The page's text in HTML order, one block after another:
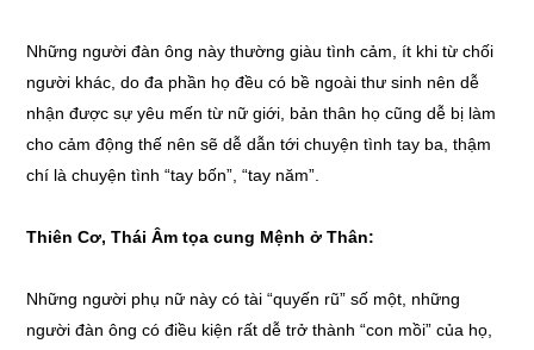
Những người đàn ông này thường giàu tình cảm, ít khi từ chối
người khác, do đa phần họ đều có bề ngoài thư sinh nên dễ
nhận được sự yêu mến từ nữ giới, bản thân họ cũng dễ bị làm
cho cảm động thế nên sẽ dễ dẫn tới chuyện tình tay ba, thậm
chí là chuyện tình “tay bốn”, “tay năm”.
Thiên Cơ, Thái Âm tọa cung Mệnh ở Thân:
Những người phụ nữ này có tài “quyến rũ” số một, những
người đàn ông có điều kiện rất dễ trở thành “con mồi” của họ,